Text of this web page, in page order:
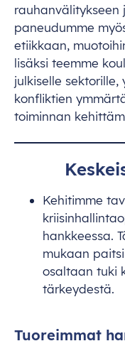
rauhanvälitykseen
paneudumme
etiikkaan,
lisäksi teemme
julkiselle
konfliktien
toiminnan
Kehitimme
hankkeessa.
mukaan
osaltaan tuki
tärkeydestä.
Tuoreimmat